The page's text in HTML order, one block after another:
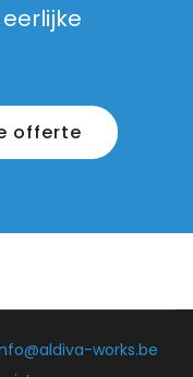
offerte
works.be